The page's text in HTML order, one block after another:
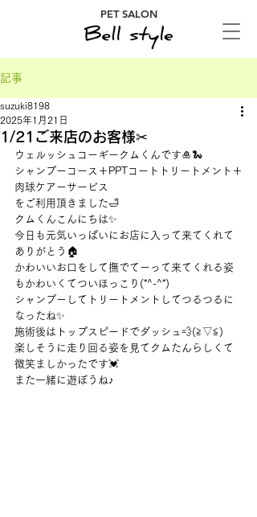
PET SALON
記事
1/21ご来店のお客様✂
suzuki8198
2025年1月21日
ウェルッシュコーギークムくんです🎍🐍
シャンプーコース＋PPTコートトリートメント＋
肉球ケアーサービス
をご利用頂きました🛁
クムくんこんにちは✨
今日も元気いっぱいにお店に入って来てくれて
ありがとう🏠
かわいいお口をして撫でてーって来てくれる姿
もかわいくてついほっこり(*^-^*)
シャンプーしてトリートメントしてつるつるに
なったね✨
施術後はトップスピードでダッシュ💨(≧▽≦)
楽しそうに走り回る姿を見てクムたんらしくて
微笑ましかったです💓
また一緒に遊ぼうね♪